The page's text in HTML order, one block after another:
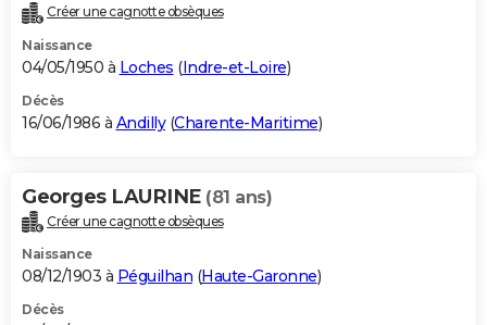
Créer une cagnotte obsèques
Naissance
04/05/1950 à Loches (Indre-et-Loire)
Décès
16/06/1986 à Andilly(Charente-Maritime)
Georges LAURINE (81 ans)
Créer une cagnotte obsèques
Naissance
08/12/1903 à Péguilhan (Haute-Garonne)
Décès